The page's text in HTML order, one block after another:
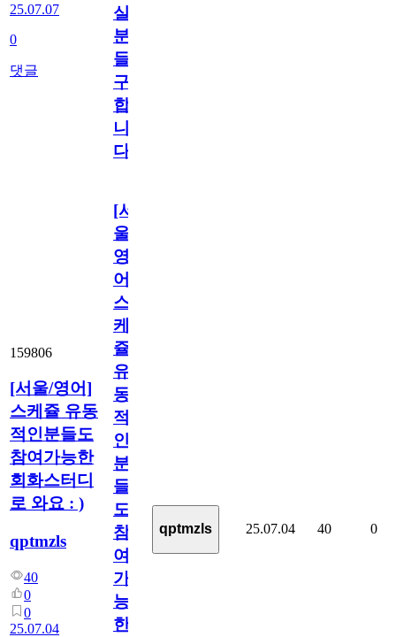
25.07.07
0
댓글
실
분
들
구
합
니
다
159806
[서울/영어]
스케쥴 유동
적인분들도
참여가능한
회화스터디
로 와요 : )
qptmzls
40
0
0
25.07.04
[서
울/
영
어]
스
케
쥴
유
동
적
인
분
들
도
참
여
가
능
한
qptmzls 25.07.04 40 0